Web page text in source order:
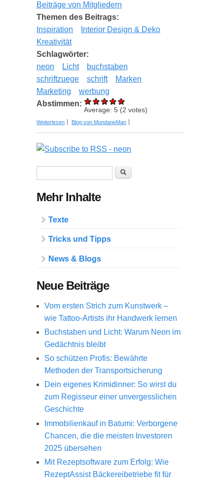
Beiträge von Mitgliedern
Themen des Beitrags:
Inspiration
Interior Design & Deko
Kreativität
Schlagwörter:
neon
Licht
buchstaben
schriftzuege
schrift
Marken
Marketing
werbung
Abstimmen:
Average: 5 (2 votes)
Weiterlesen über Buchstaben und Licht: Warum Neon im
Blog von MundaneMan
Suche
Mehr Inhalte
Texte
Tricks und Tipps
News & Blogs
Neue Beiträge
Vom ersten Strich zum Kunstwerk –
wie Tattoo-Artists ihr Handwerk lernen
Buchstaben und Licht: Warum Neon im
Gedächtnis bleibt
So schützen Profis: Bewährte
Methoden der Transportsicherung
Dein eigenes Krimidinner: So wirst du
zum Regisseur einer unvergesslichen
Geschichte
Immobilienkauf in Batumi: Verborgene
Chancen, die die meisten Investoren
2025 übersehen
Mit Rezeptsoftware zum Erfolg: Wie
RezeptAssist Bäckereibetriebe fit für